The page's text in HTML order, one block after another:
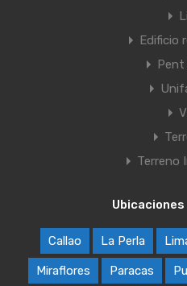
Edificio
Pent
Terreno
Callao La Perla
Miraflores Paracas